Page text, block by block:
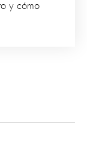
y cómo